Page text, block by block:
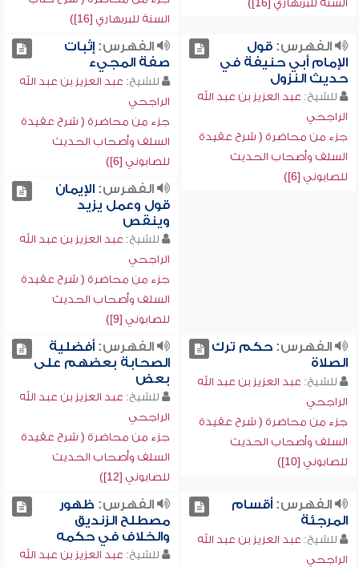
السنة للبربهاري [16])
السنة للبربهاري [16])
الفهرس:قول
الإمام أبي حنيفة في
حديث النزول
للشيخ: عبد العزيز بن عبد الله
الراجحي
جزء من محاضرة ( شرح عقيدة
السلف وأصحاب الحديث
للصابوني [6])
الفهرس:إثبات
صفة المجيء
للشيخ: عبد العزيز بن عبد الله
الراجحي
جزء من محاضرة ( شرح عقيدة
السلف وأصحاب الحديث
للصابوني [6])
الفهرس:الإيمان
قول وعمل يزيد
وينقص
للشيخ: عبد العزيز بن عبد الله
الراجحي
جزء من محاضرة ( شرح عقيدة
السلف وأصحاب الحديث
للصابوني [9])
الفهرس:حكم ترك
الصلاة
للشيخ: عبد العزيز بن عبد الله
الراجحي
جزء من محاضرة ( شرح عقيدة
السلف وأصحاب الحديث
للصابوني [10])
الفهرس:أفضلية
الصحابة بعضهم على
بعض
للشيخ: عبد العزيز بن عبد الله
الراجحي
جزء من محاضرة ( شرح عقيدة
السلف وأصحاب الحديث
للصابوني [12])
الفهرس:أقسام
المرجئة
للشيخ: عبد العزيز بن عبد الله
الراجحي
الفهرس: ظهور
مصطلح الزنديق
والخلاف في حكمه
للشيخ: عبد العزيز بن عبد الله